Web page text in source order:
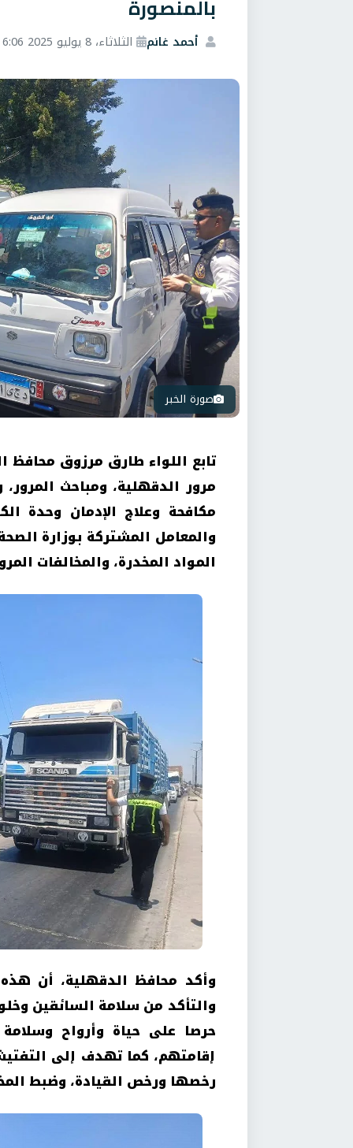
بالمنصورة
أحمد غانم الثلاثاء، 8 يوليو 2025 6:06 م
صورة الخبر
تابع اللواء طارق مرزوق محافظ
مرور الدقهلية، ومباحث
مكافحة وعلاج الإدمان وحدة
والمعامل المشتركة بوزارة
المواد المخدرة، والمخالفات
وأكد محافظ الدقهلية، أن
والتأكد من سلامة السائقين
حرصا على حياة وأرواح
إقامتهم، كما تهدف إلى
رخصها ورخص القيادة، وضبط